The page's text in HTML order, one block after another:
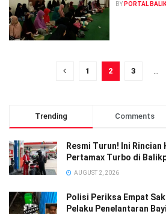
BY PORTAL
1 2 3
Trending Comments
Resmi Turun! Ini Rincian
Pertamax Turbo di
AUGUST 2, 2026
Polisi Periksa Empat
Pelaku Penelantaran